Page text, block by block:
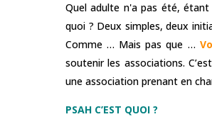
Quel adulte n'a pas été,
quoi ? Deux simples, deux
Comme … Mais pas que …
soutenir les associations.
une association prenant en
PSAH C’EST QUOI ?